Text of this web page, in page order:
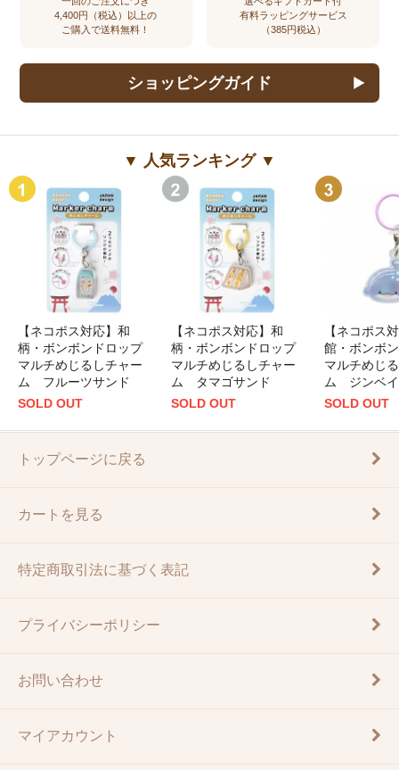
4,400円（税込）以上の
ご購入で送料無料！
有料ラッピングサービス
（385円税込）
ショッピングガイド
▼ 人気ランキング ▼
【ネコポス対応】和
柄・ボンボンドロップ
マルチめじるしチャー
ム フルーツサンド
SOLD OUT
【ネコポス対応】和
柄・ボンボンドロップ
マルチめじるしチャー
ム タマゴサンド
SOLD OUT
【ネコポス
館・ボンボ
マルチめじ
ム ジンベ
SOLD OUT
トップページに戻る
カートを見る
特定商取引法に基づく表記
プライバシーポリシー
お問い合わせ
マイアカウント